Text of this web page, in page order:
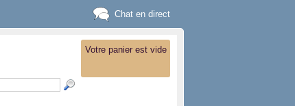
Chat en direct
Votre panier est vide